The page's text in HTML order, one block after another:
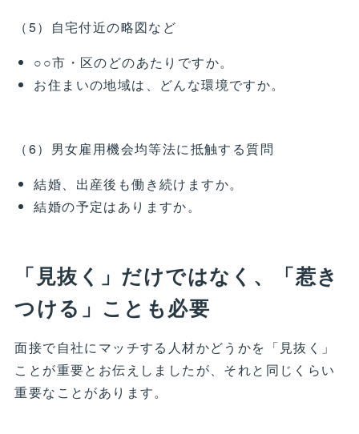
（5）自宅付近の略図など
○○市・区のどのあたりですか。
お住まいの地域は、どんな環境ですか。
（6）男女雇用機会均等法に抵触する質問
結婚、出産後も働き続けますか。
結婚の予定はありますか。
「見抜く」だけではなく、「惹き
つける」ことも必要
面接で自社にマッチする人材かどうかを「見抜く」
ことが重要とお伝えしましたが、それと同じくらい
重要なことがあります。